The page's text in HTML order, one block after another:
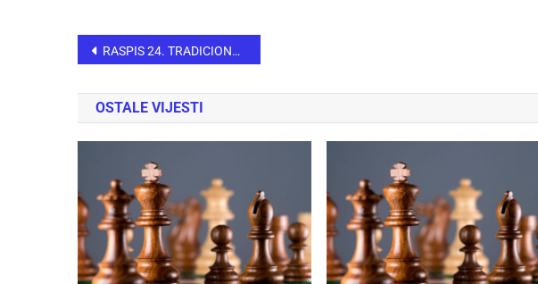
RASPIS 24. TRADICIONALNOG MEĐUNARODNOG USKRŠNJEG ŠAHOVSKOG TURNIRA „ZENICA 2023“
OSTALE VIJESTI